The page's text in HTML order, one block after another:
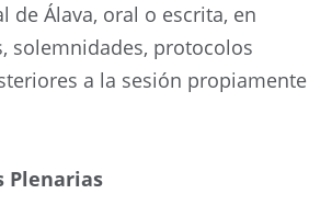
de Álava, oral o escrita, en
solemnidades, protocolos
a la sesión propiamente
Plenarias